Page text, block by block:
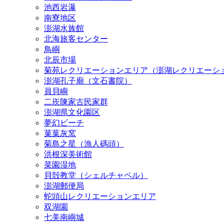
池西岩瀑
南寮地区
澎湖水族館
北海旅客センター
鳥嶼
北辰市場
菊苑レクリエーションエリア（澎湖レクリエーシ
澎湖孔子廟（文石書院）
員貝嶼
二崁陳家古民家群
澎湖県文化園区
夢幻ビーチ
菓葉灰窯
菊島之星（漁人碼頭）
洪根深美術館
菜園湿地
貝殻教堂（シェルチャペル）
澎湖郵便局
蛇頭山レクリエーションエリア
双湖園
七美南嶼城